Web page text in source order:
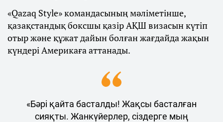
«Qazaq Style» командасының мәліметінше,
қазақстандық боксшы қазір АҚШ визасын күтіп
отыр және құжат дайын болған жағдайда жақын
күндері Америкаға аттанады.
«Бәрі қайта басталды! Жақсы басталған
сияқты. Жанкүйерлер, сіздерге мың